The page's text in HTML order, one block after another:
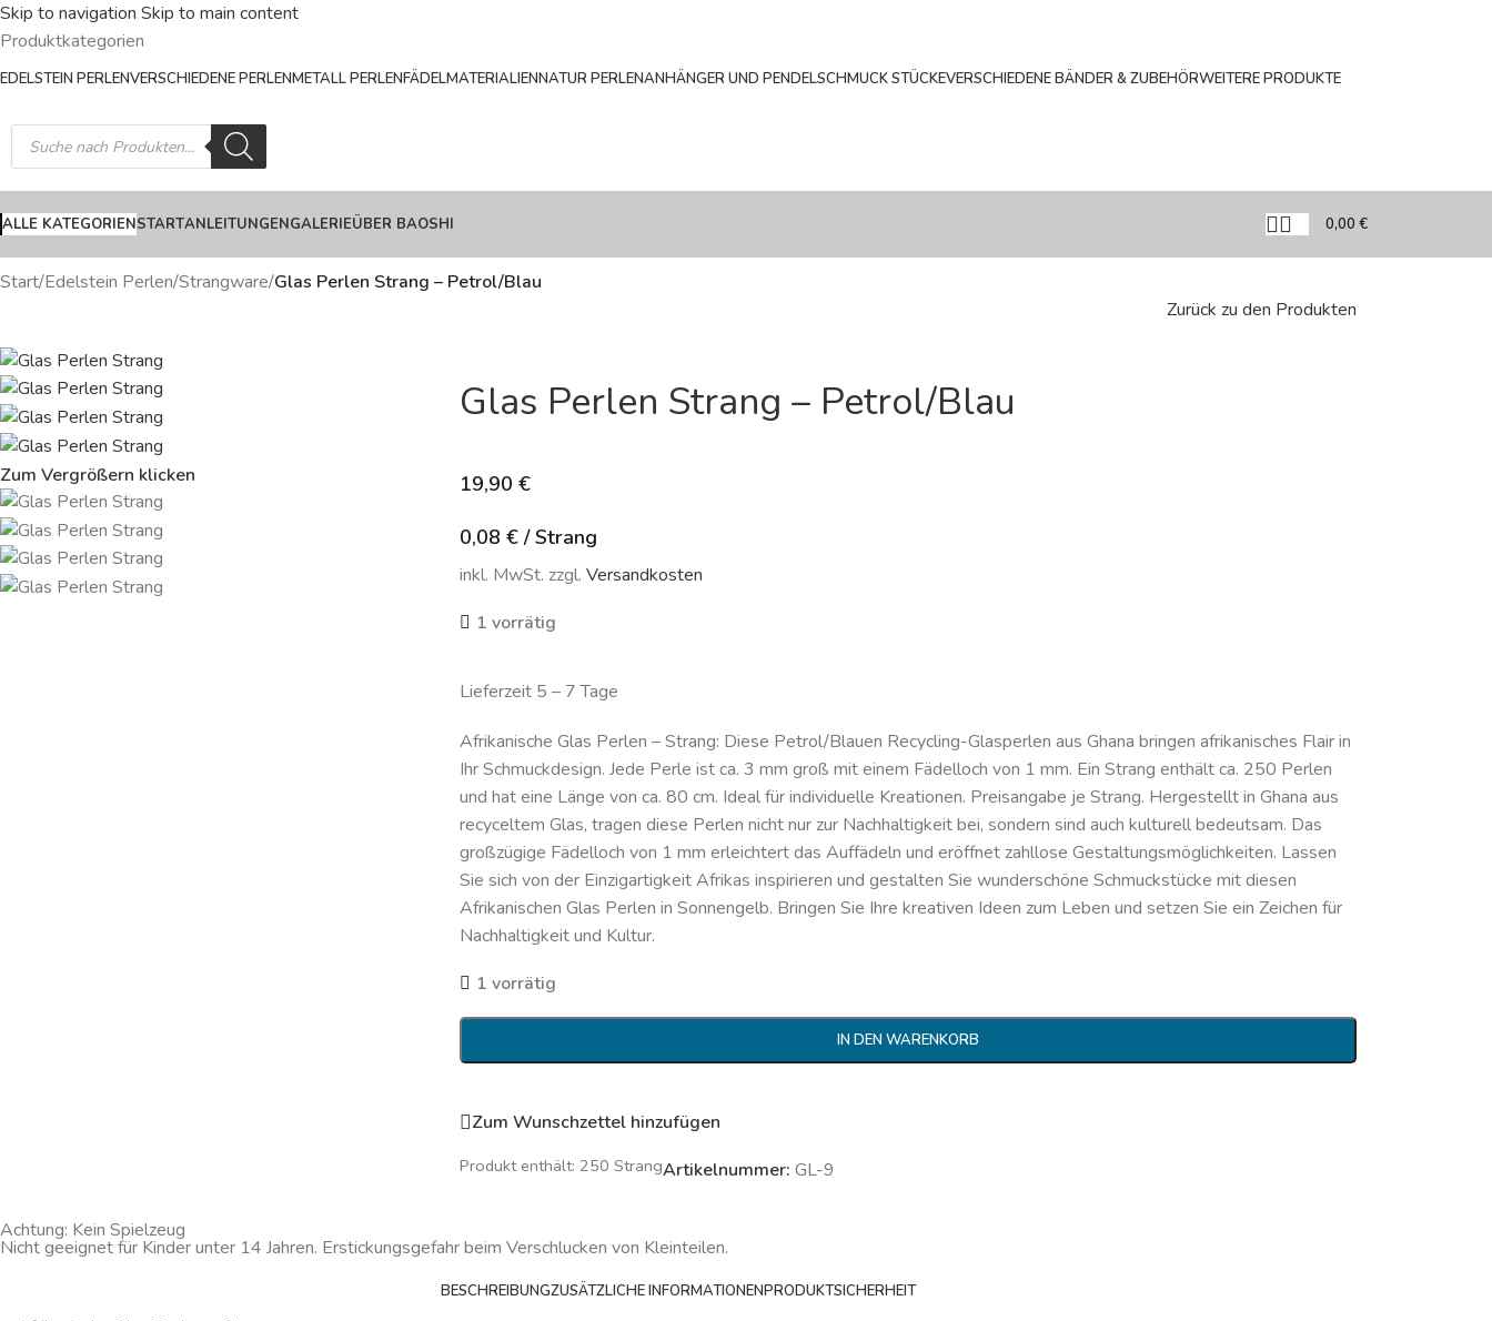
Skip to navigation Skip to main content
Produktkategorien
EDELSTEIN PERLENVERSCHIEDENE PERLENMETALL PERLENFÄDELMATERIALIENNATUR PERLENANHÄNGER UND PENDELSCHMUCK STÜCKEVERSCHIEDENE BÄNDER & ZUBEHÖRWEITERE PRODUKTE
ALLE KATEGORIENSTARTANLEITUNGENGALERIEÜBER BAOSHI 0,00 €
Start/Edelstein Perlen/Strangware/Glas Perlen Strang – Petrol/Blau
Zurück zu den Produkten
Zum Vergrößern klicken
Glas Perlen Strang – Petrol/Blau
19,90 €
0,08 €/Strang
inkl. MwSt. zzgl. Versandkosten
1 vorrätig
Lieferzeit 5 – 7 Tage
Afrikanische Glas Perlen – Strang: Diese Petrol/Blauen Recycling-Glasperlen aus Ghana bringen afrikanisches Flair in
Ihr Schmuckdesign. Jede Perle ist ca. 3 mm groß mit einem Fädelloch von 1 mm. Ein Strang enthält ca. 250 Perlen
und hat eine Länge von ca. 80 cm. Ideal für individuelle Kreationen. Preisangabe je Strang. Hergestellt in Ghana aus
recyceltem Glas, tragen diese Perlen nicht nur zur Nachhaltigkeit bei, sondern sind auch kulturell bedeutsam. Das
großzügige Fädelloch von 1 mm erleichtert das Auffädeln und eröffnet zahllose Gestaltungsmöglichkeiten. Lassen
Sie sich von der Einzigartigkeit Afrikas inspirieren und gestalten Sie wunderschöne Schmuckstücke mit diesen
Afrikanischen Glas Perlen in Sonnengelb. Bringen Sie Ihre kreativen Ideen zum Leben und setzen Sie ein Zeichen für
Nachhaltigkeit und Kultur.
1 vorrätig
IN DEN WARENKORB
Zum Wunschzettel hinzufügen
Produkt enthält: 250 StrangArtikelnummer: GL-9
Achtung: Kein Spielzeug
Nicht geeignet für Kinder unter 14 Jahren. Erstickungsgefahr beim Verschlucken von Kleinteilen.
BESCHREIBUNGZUSÄTZLICHE INFORMATIONENPRODUKTSICHERHEIT